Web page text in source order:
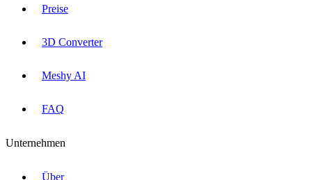
Preise
3D Converter
Meshy AI
FAQ
Unternehmen
Über